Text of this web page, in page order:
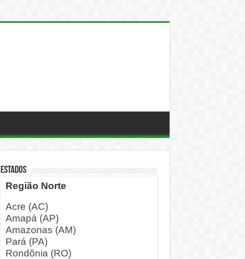
ESTADOS
Região Norte
Acre (AC)
Amapá (AP)
Amazonas (AM)
Pará (PA)
Rondônia (RO)